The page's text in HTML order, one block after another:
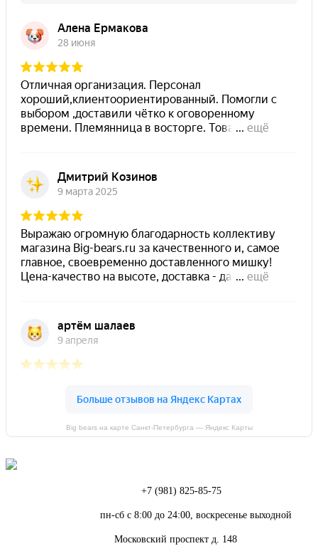
Big bears на карте Санкт‑Петербурга — Яндекс Карты
+7 (981) 825-85-75
пн-сб с 8:00 до 24:00, воскресенье выходной
Московский проспект д. 148